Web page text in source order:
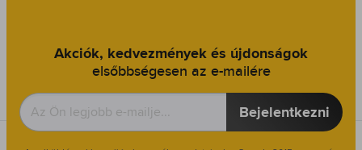
Akciók, kedvezmények és újdonságok
elsőbbségesen az e-mailére
Bejelentkezni